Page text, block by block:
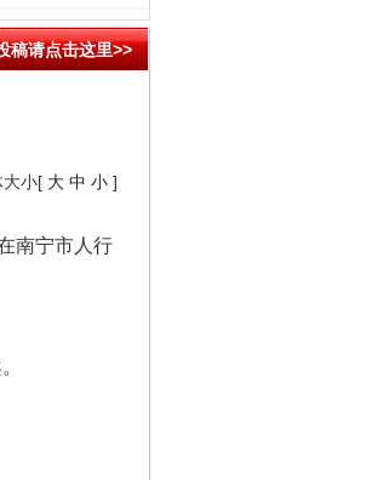
稿请点击这里>>
大小[ 大 中 小 ]
南宁市人行